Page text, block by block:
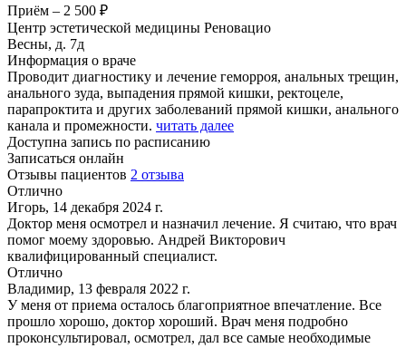
Приём – 2 500 ₽
Центр эстетической медицины Реновацио
Весны, д. 7д
Информация о враче
Проводит диагностику и лечение геморроя, анальных трещин,
анального зуда, выпадения прямой кишки, ректоцеле,
парапроктита и других заболеваний прямой кишки, анального
канала и промежности. читать далее
Доступна запись по расписанию
Записаться онлайн
Отзывы пациентов 2 отзыва
Отлично
Игорь, 14 декабря 2024 г.
Доктор меня осмотрел и назначил лечение. Я считаю, что врач
помог моему здоровью. Андрей Викторович
квалифицированный специалист.
Отлично
Владимир, 13 февраля 2022 г.
У меня от приема осталось благоприятное впечатление. Все
прошло хорошо, доктор хороший. Врач меня подробно
проконсультировал, осмотрел, дал все самые необходимые